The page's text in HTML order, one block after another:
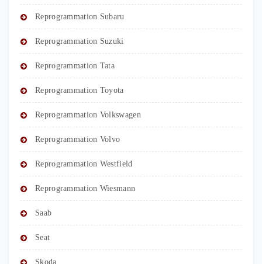
Reprogrammation Subaru
Reprogrammation Suzuki
Reprogrammation Tata
Reprogrammation Toyota
Reprogrammation Volkswagen
Reprogrammation Volvo
Reprogrammation Westfield
Reprogrammation Wiesmann
Saab
Seat
Skoda